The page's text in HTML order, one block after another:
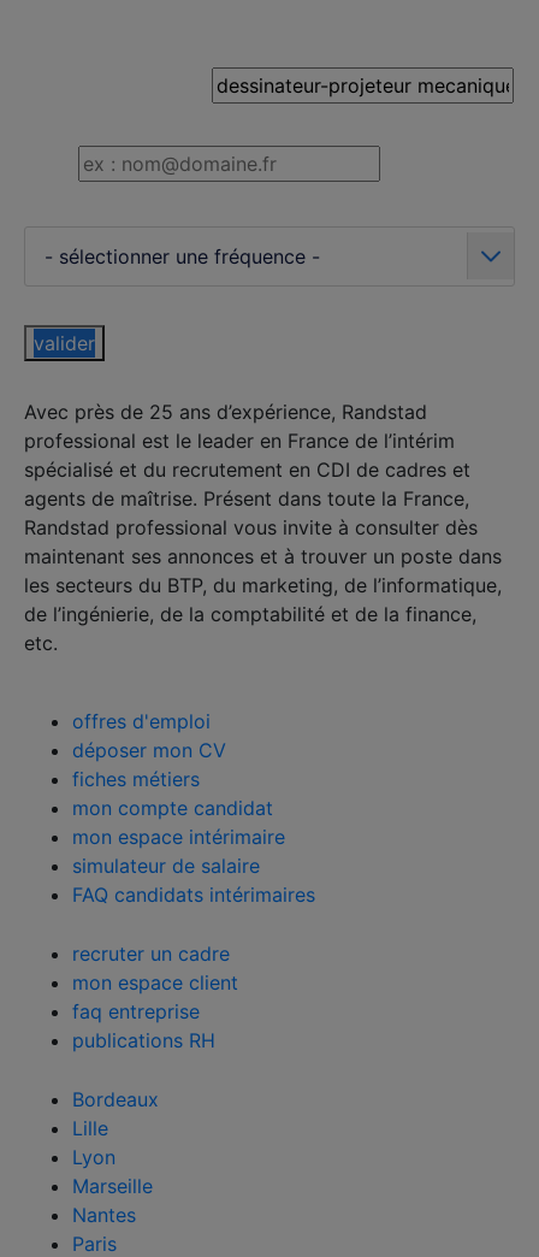
- sélectionner une fréquence -
valider
Avec près de 25 ans d’expérience, Randstad
professional est le leader en France de l’intérim
spécialisé et du recrutement en CDI de cadres et
agents de maîtrise. Présent dans toute la France,
Randstad professional vous invite à consulter dès
maintenant ses annonces et à trouver un poste dans
les secteurs du BTP, du marketing, de l’informatique,
de l’ingénierie, de la comptabilité et de la finance,
etc.
offres d'emploi
déposer mon CV
fiches métiers
mon compte candidat
mon espace intérimaire
simulateur de salaire
FAQ candidats intérimaires
recruter un cadre
mon espace client
faq entreprise
publications RH
Bordeaux
Lille
Lyon
Marseille
Nantes
Paris